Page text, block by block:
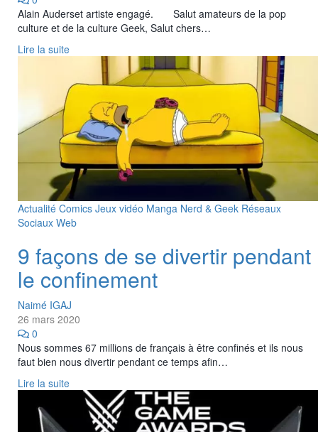
Alain Auderset artiste engagé. Salut amateurs de la pop
culture et de la culture Geek, Salut chers…
Lire la suite
Actualité Comics Jeux vidéo Manga Nerd & Geek Réseaux
Sociaux Web
9 façons de se divertir pendant
le confinement
Naimé IGAJ
26 mars 2020
0
Nous sommes 67 millions de français à être confinés et ils nous
faut bien nous divertir pendant ce temps afin…
Lire la suite